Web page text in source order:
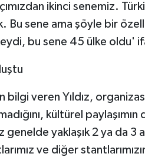
ikinci senemiz.
Bu sene ama şöyle bir
bu sene 45 ülke oldu'
bilgi veren Yıldız,
kültürel
genelde yaklaşık 2 ya da 3
ve diğer